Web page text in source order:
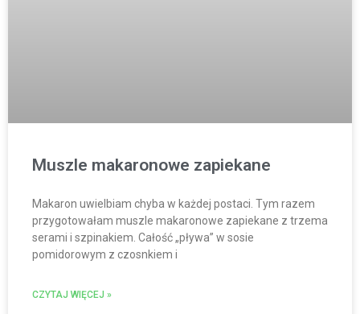
Muszle makaronowe zapiekane
Makaron uwielbiam chyba w każdej postaci. Tym razem
przygotowałam muszle makaronowe zapiekane z trzema
serami i szpinakiem. Całość „pływa” w sosie
pomidorowym z czosnkiem i
CZYTAJ WIĘCEJ »